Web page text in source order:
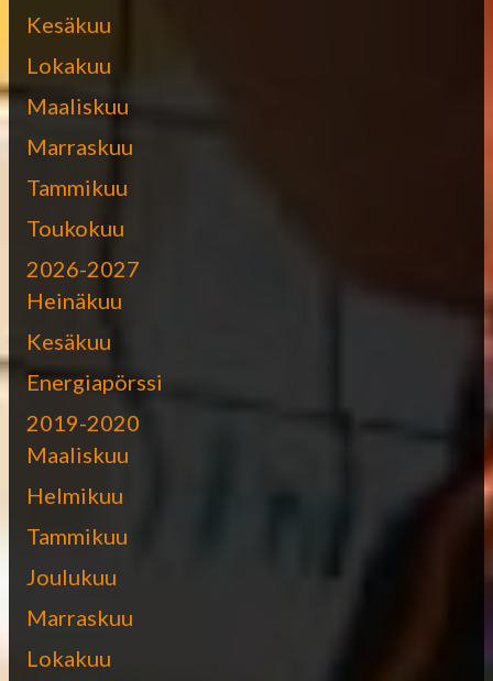
Kesäkuu
Lokakuu
Maaliskuu
Marraskuu
Tammikuu
Toukokuu
2026-2027
Heinäkuu
Kesäkuu
Energiapörssi
2019-2020
Maaliskuu
Helmikuu
Tammikuu
Joulukuu
Marraskuu
Lokakuu